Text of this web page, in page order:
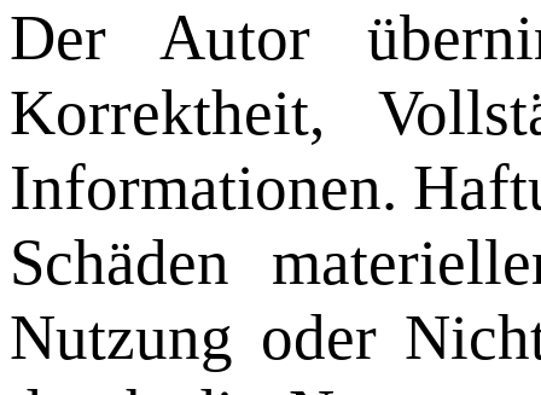
Der Autor
Korrektheit,
Informationen.
Schäden
Nutzung oder